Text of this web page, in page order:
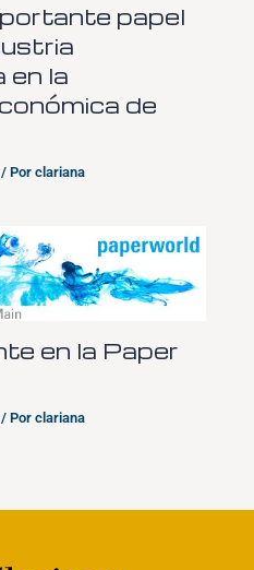
papel
en la
de
/ Porclariana
en la Paper
/ Porclariana